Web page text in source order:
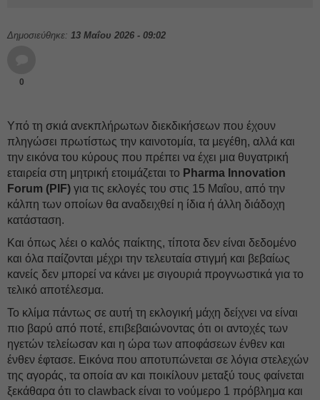
Δημοσιεύθηκε: 13 Μαΐου 2026 - 09:02
0
Υπό τη σκιά ανεκπλήρωτων διεκδικήσεων που έχουν
πληγώσει πρωτίστως την καινοτομία, τα μεγέθη, αλλά και
την εικόνα του κύρους που πρέπει να έχει μια θυγατρική
εταιρεία στη μητρική ετοιμάζεται το Pharma Innovation
Forum (PIF) για τις εκλογές του στις 15 Μαΐου, από την
κάλπη των οποίων θα αναδειχθεί η ίδια ή άλλη διάδοχη
κατάσταση.
Και όπως λέει ο καλός παίκτης, τίποτα δεν είναι δεδομένο
και όλα παίζονται μέχρι την τελευταία στιγμή και βεβαίως
κανείς δεν μπορεί να κάνει με σιγουριά προγνωστικά για το
τελικό αποτέλεσμα.
Το κλίμα πάντως σε αυτή τη εκλογική μάχη δείχνει να είναι
πιο βαρύ από ποτέ, επιβεβαιώνοντας ότι οι αντοχές των
ηγετών τελείωσαν και η ώρα των αποφάσεων ένθεν και
ένθεν έφτασε. Εικόνα που αποτυπώνεται σε λόγια στελεχών
της αγοράς, τα οποία αν και ποικίλουν μεταξύ τους φαίνεται
ξεκάθαρα ότι το clawback είναι το νούμερο 1 πρόβλημα και